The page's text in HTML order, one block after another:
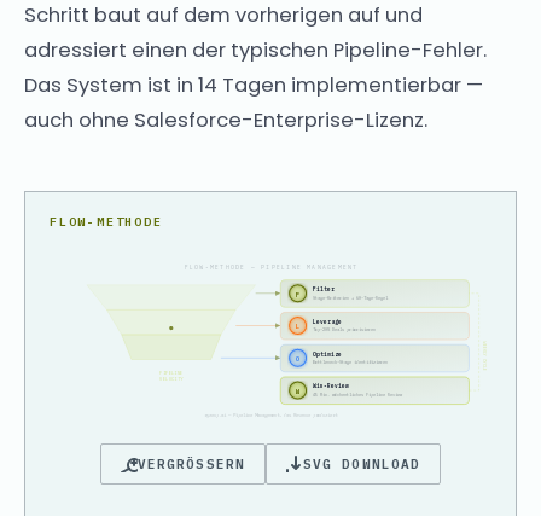
Schritt baut auf dem vorherigen auf und
adressiert einen der typischen Pipeline-Fehler.
Das System ist in 14 Tagen implementierbar —
auch ohne Salesforce-Enterprise-Lizenz.
FLOW-METHODE
FLOW-METHODE — PIPELINE MANAGEMENT
F
Filter
Stage-Kriterien + 60-Tage-Regel
L
Leverage
Top-20% Deals priorisieren
O
Optimize
Bottleneck-Stage identifizieren
W
Win-Review
45 Min. wöchentliches Pipeline Review
PIPELINE
VELOCITY
WEEKLY CYCLE
ryzeup.ai — Pipeline Management, das Revenue produziert
VERGRÖSSERN SVG DOWNLOAD